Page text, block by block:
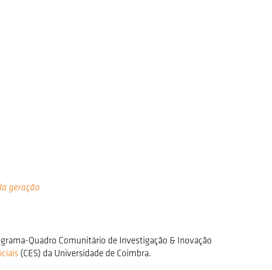
geração
Quadro Comunitário de Investigação & Inovação
(CES) da Universidade de Coimbra.